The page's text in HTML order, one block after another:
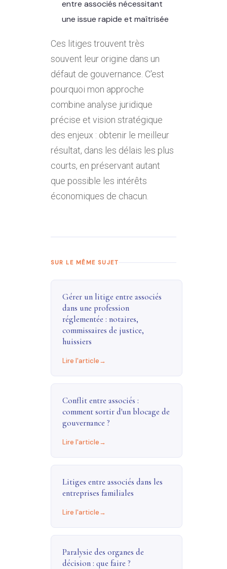
entre associés nécessitant
une issue rapide et maîtrisée
Ces litiges trouvent très
souvent leur origine dans un
défaut de gouvernance. C'est
pourquoi mon approche
combine analyse juridique
précise et vision stratégique
des enjeux : obtenir le meilleur
résultat, dans les délais les plus
courts, en préservant autant
que possible les intérêts
économiques de chacun.
SUR LE MÊME SUJET
Gérer un litige entre associés
dans une profession
réglementée : notaires,
commissaires de justice,
huissiers
Lire l'article
Conflit entre associés :
comment sortir d'un blocage de
gouvernance ?
Lire l'article
Litiges entre associés dans les
entreprises familiales
Lire l'article
Paralysie des organes de
décision : que faire ?